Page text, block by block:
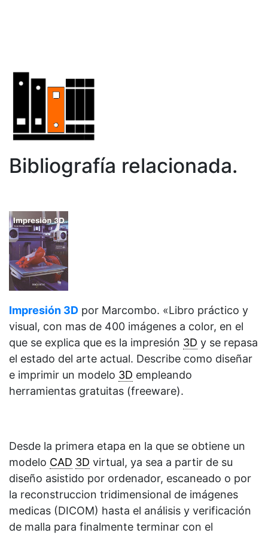
Bibliografía relacionada.
Impresión 3D por Marcombo. «Libro práctico y
visual, con mas de 400 imágenes a color, en el
que se explica que es la impresión 3D y se repasa
el estado del arte actual. Describe como diseñar
e imprimir un modelo 3D empleando
herramientas gratuitas (freeware).
Desde la primera etapa en la que se obtiene un
modelo CAD 3D virtual, ya sea a partir de su
diseño asistido por ordenador, escaneado o por
la reconstruccion tridimensional de imágenes
medicas (DICOM) hasta el análisis y verificación
de malla para finalmente terminar con el